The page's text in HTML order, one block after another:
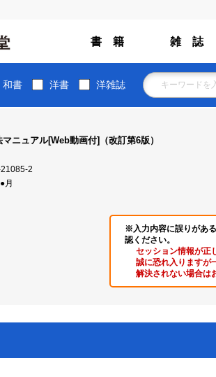
書 籍 雑 誌
和書 洋書 洋雑誌
ニュアル[Web動画付]（改訂第6版）
2
月
※入力内容に誤りがあ
認ください。
セッション情報が正
誠に恐れ入りますが
解決されない場合は